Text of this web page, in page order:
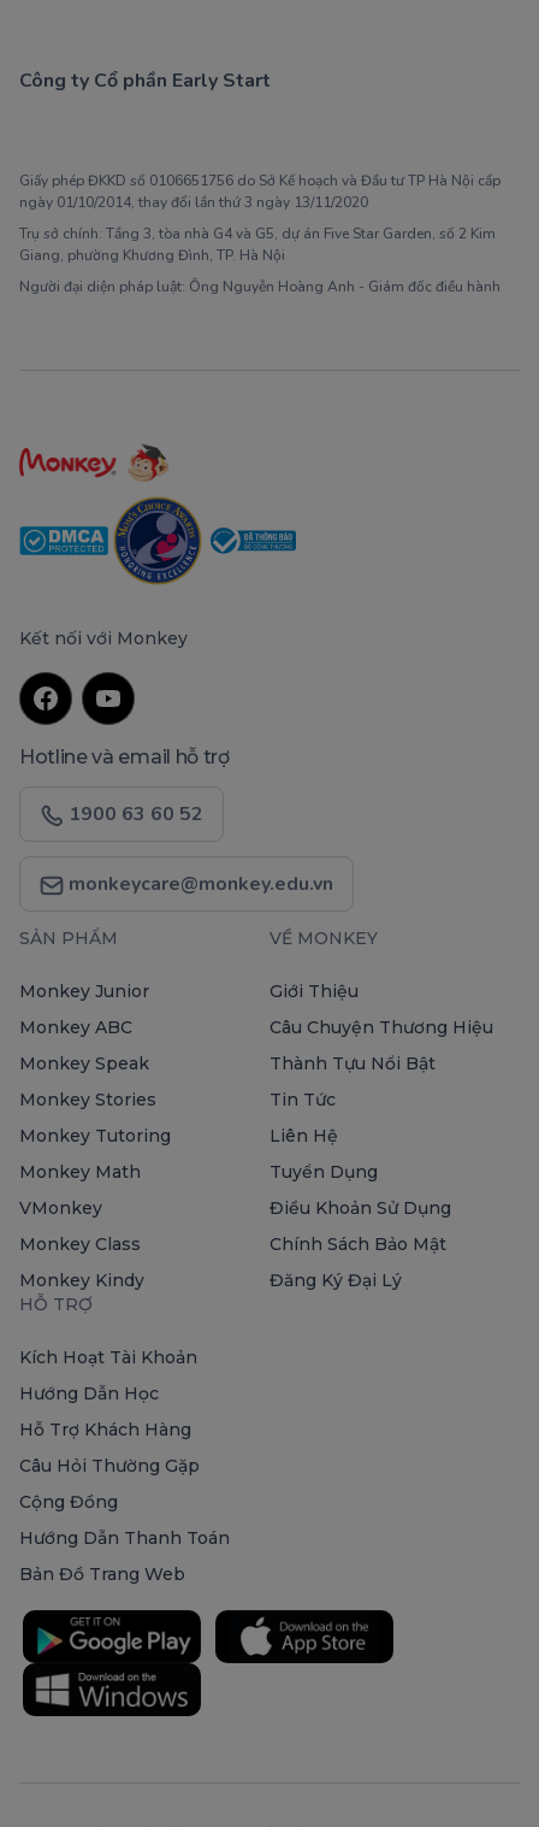
Công ty Cổ phần Early Start
Giấy phép ĐKKD số 0106651756 do Sở Kế hoạch và Đầu tư TP Hà Nội cấp
ngày 01/10/2014, thay đổi lần thứ 3 ngày 13/11/2020
Trụ sở chính: Tầng 3, tòa nhà G4 và G5, dự án Five Star Garden, số 2 Kim
Giang, phường Khương Đình, TP. Hà Nội
Người đại diện pháp luật: Ông Nguyễn Hoàng Anh - Giám đốc điều hành
Kết nối với Monkey
Hotline và email hỗ trợ
1900 63 60 52
monkeycare@monkey.edu.vn
SẢN PHẨM
Monkey Junior
Monkey ABC
Monkey Speak
Monkey Stories
Monkey Tutoring
Monkey Math
VMonkey
Monkey Class
Monkey Kindy
VỀ MONKEY
Giới Thiệu
Câu Chuyện Thương Hiệu
Thành Tựu Nổi Bật
Tin Tức
Liên Hệ
Tuyển Dụng
Điều Khoản Sử Dụng
Chính Sách Bảo Mật
Đăng Ký Đại Lý
HỖ TRỢ
Kích Hoạt Tài Khoản
Hướng Dẫn Học
Hỗ Trợ Khách Hàng
Câu Hỏi Thường Gặp
Cộng Đồng
Hướng Dẫn Thanh Toán
Bản Đồ Trang Web